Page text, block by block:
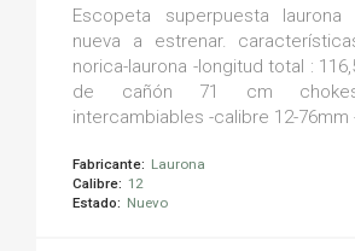
Escopeta superpuesta laurona
nueva a estrenar.
norica-laurona -longitud total :
de cañón 71 cm
intercambiables -calibre 12-76mm
Fabricante: Laurona
Calibre: 12
Estado: Nuevo